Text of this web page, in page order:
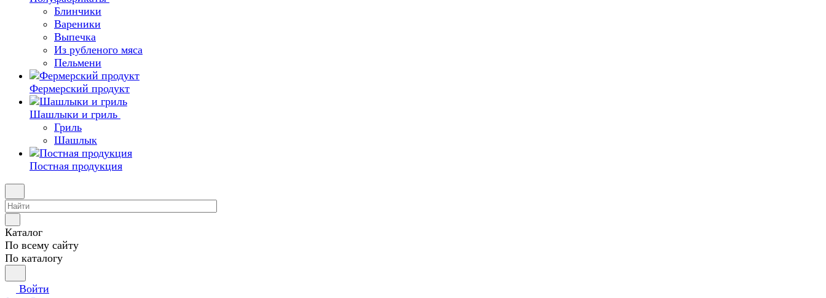
Блинчики
Вареники
Выпечка
Из рубленого мяса
Пельмени
Фермерский продукт
Шашлыки и гриль
Гриль
Шашлык
Постная продукция
Каталог
По всему сайту
По каталогу
Войти